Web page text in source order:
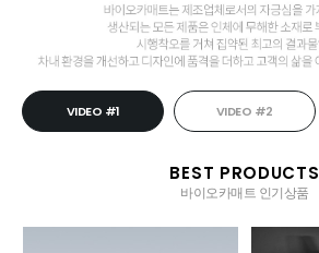
VIDEO #1 VIDEO #2
BEST PRODUCTS
바이오카매트 인기상품